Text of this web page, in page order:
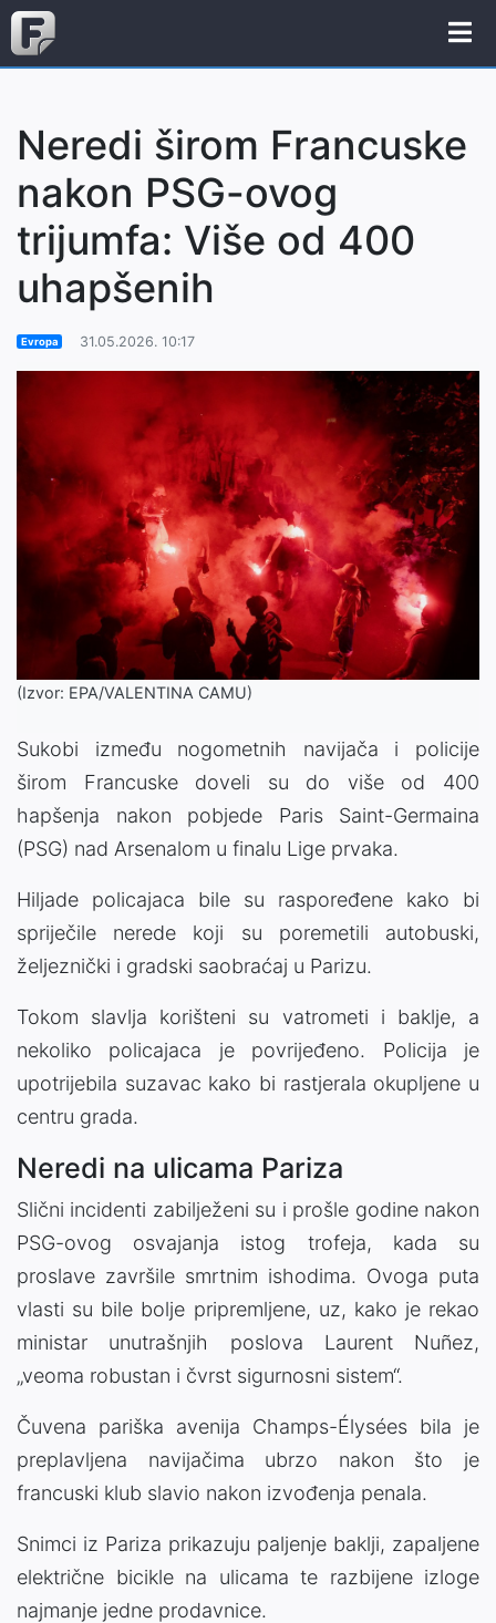
Neredi širom Francuske
nakon PSG-ovog
trijumfa: Više od 400
uhapšenih
Evropa 31.05.2026. 10:17
(Izvor: EPA/VALENTINA CAMU)
Sukobi između nogometnih navijača i policije
širom Francuske doveli su do više od 400
hapšenja nakon pobjede Paris Saint-Germaina
(PSG) nad Arsenalom u finalu Lige prvaka.
Hiljade policajaca bile su raspoređene kako bi
spriječile nerede koji su poremetili autobuski,
željeznički i gradski saobraćaj u Parizu.
Tokom slavlja korišteni su vatrometi i baklje, a
nekoliko policajaca je povrijeđeno. Policija je
upotrijebila suzavac kako bi rastjerala okupljene u
centru grada.
Neredi na ulicama Pariza
Slični incidenti zabilježeni su i prošle godine nakon
PSG-ovog osvajanja istog trofeja, kada su
proslave završile smrtnim ishodima. Ovoga puta
vlasti su bile bolje pripremljene, uz, kako je rekao
ministar unutrašnjih poslova Laurent Nuñez,
„veoma robustan i čvrst sigurnosni sistem“.
Čuvena pariška avenija Champs-Élysées bila je
preplavljena navijačima ubrzo nakon što je
francuski klub slavio nakon izvođenja penala.
Snimci iz Pariza prikazuju paljenje baklji, zapaljene
električne bicikle na ulicama te razbijene izloge
najmanje jedne prodavnice.